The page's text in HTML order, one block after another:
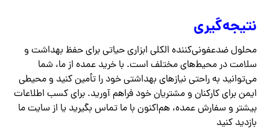
نتیجه‌گیری
محلول ضدعفونی‌کننده الکلی ابزاری حیاتی برای حفظ بهداشت و
سلامت در محیط‌های مختلف است. با خرید عمده از ما، شما
می‌توانید به راحتی نیازهای بهداشتی خود را تأمین کنید و محیطی
ایمن برای کارکنان و مشتریان خود فراهم آورید. برای کسب اطلاعات
بیشتر و سفارش عمده، هم‌اکنون با ما تماس بگیرید یا از سایت ما
بازدید کنید